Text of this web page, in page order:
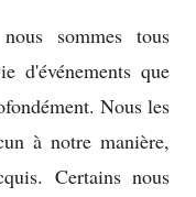
a
new
window
sommes tous
d'événements que
Nous les
à notre manière,
Certains nous